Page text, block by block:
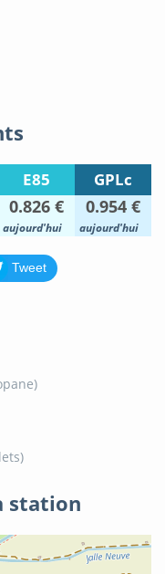
E85 GPLc
0.826 € 0.954 €
aujourd'hui aujourd'hui
Tweet
station